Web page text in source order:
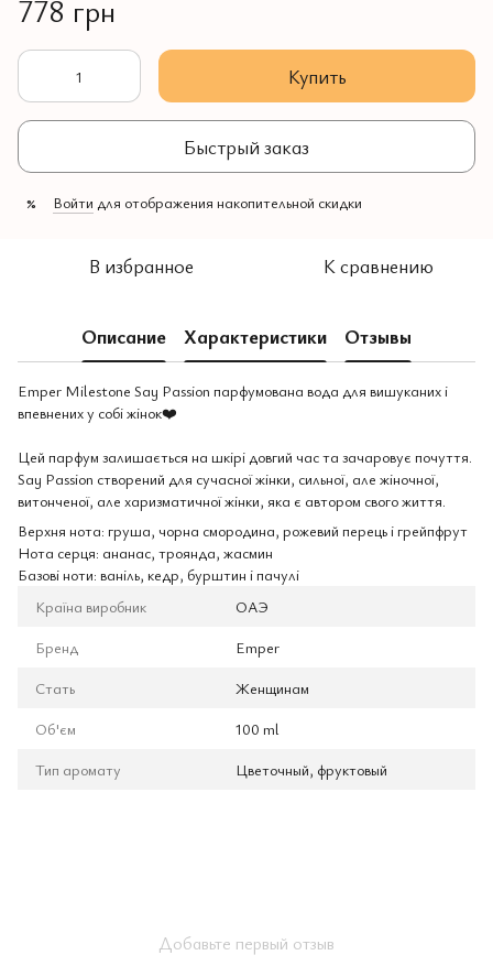
778 грн
Купить
Быстрый заказ
% Войти для отображения накопительной скидки
В избранное К сравнению
Описание Характеристики Отзывы
Emper Milestone Say Passion парфумована вода для вишуканих і
впевнених у собі жінок❤️
Цей парфум залишається на шкірі довгий час та зачаровує почуття.
Say Passion створений для сучасної жінки, сильної, але жіночної,
витонченої, але харизматичної жінки, яка є автором свого життя.
Верхня нота: груша, чорна смородина, рожевий перець і грейпфрут
Нота серця: ананас, троянда, жасмин
Базові ноти: ваніль, кедр, бурштин і пачулі
Країна виробник
ОАЭ
Бренд
Emper
Стать
Женщинам
Об'єм
100 ml
Тип аромату
Цветочный, фруктовый
Добавьте первый отзыв